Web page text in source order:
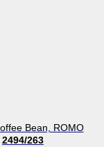
Bean, ROMO
2494/263